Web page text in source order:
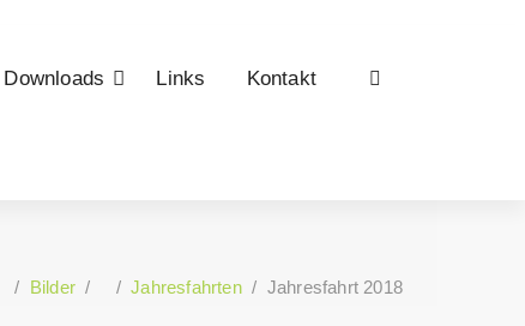
Downloads Links Kontakt
/ Bilder/ /Jahresfahrten/ Jahresfahrt 2018